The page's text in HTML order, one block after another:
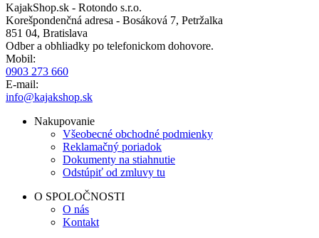
KajakShop.sk - Rotondo s.r.o.
Korešpondenčná adresa - Bosáková 7, Petržalka
851 04, Bratislava
Odber a obhliadky po telefonickom dohovore.
Mobil:
0903 273 660
E-mail:
info@kajakshop.sk
Nakupovanie
Všeobecné obchodné podmienky
Reklamačný poriadok
Dokumenty na stiahnutie
Odstúpiť od zmluvy tu
O SPOLOČNOSTI
O nás
Kontakt